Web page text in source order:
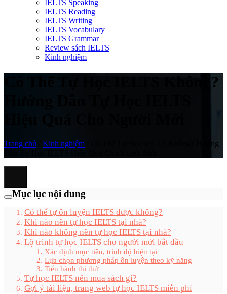
IELTS Speaking
IELTS Reading
IELTS Writing
IELTS Vocabulary
IELTS Grammar
Review sách IELTS
Kinh nghiệm
Có Thể Tự Học IELTS Không?
Trang chủ Kinh nghiệm
Có Thể Tự Học IELTS Không? Hướng
Mục lục nội dung
Có thể tự ôn luyện IELTS được không?
Khi nào nên tự học IELTS tại nhà?
Khi nào không nên tự học IELTS tại nhà?
Lộ trình tự học IELTS cho người mới bắt đầu
Xác định mục tiêu, trình độ hiện tại
Lựa chọn phương pháp ôn luyện theo kỹ năng
Tiến hành thi thử
Tự học IELTS nên mua sách gì?
Gợi ý tài liệu, trang web tự học IELTS miễn phí